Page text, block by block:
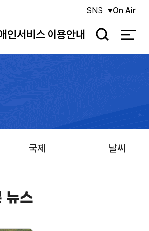
인서비스 이용안내
SNS On Air
검
국제 날씨
뉴스